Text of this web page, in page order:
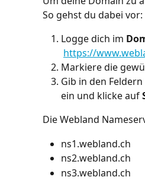
So gehst du dabei vor:
Logge dich im
https://
Markiere die
Gib in den Feldern
ein und klicke auf
Die Webland
ns1.webland.ch
ns2.webland.ch
ns3.webland.ch